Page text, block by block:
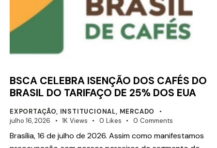
BSCA CELEBRA ISENÇÃO DOS CAFÉS DO
BRASIL DO TARIFAÇO DE 25% DOS EUA
EXPORTAÇÃO, INSTITUCIONAL, MERCADO
julho 16, 2026
1K Views 0 Likes 0 Comments
Brasília, 16 de julho de 2026. Assim como manifestamos